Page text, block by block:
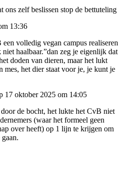
ons zelf beslissen stop de bettuteling
13:36
volledig vegan campus realiseren
haalbaar.”dan zeg je eigenlijk dat
doden van dieren, maar het lukt
mes, het dier staat voor je, je kunt je
17 oktober 2025 om 14:05
de bocht, het lukte het CvB niet
(waar het formeel geen
over heeft) op 1 lijn te krijgen om